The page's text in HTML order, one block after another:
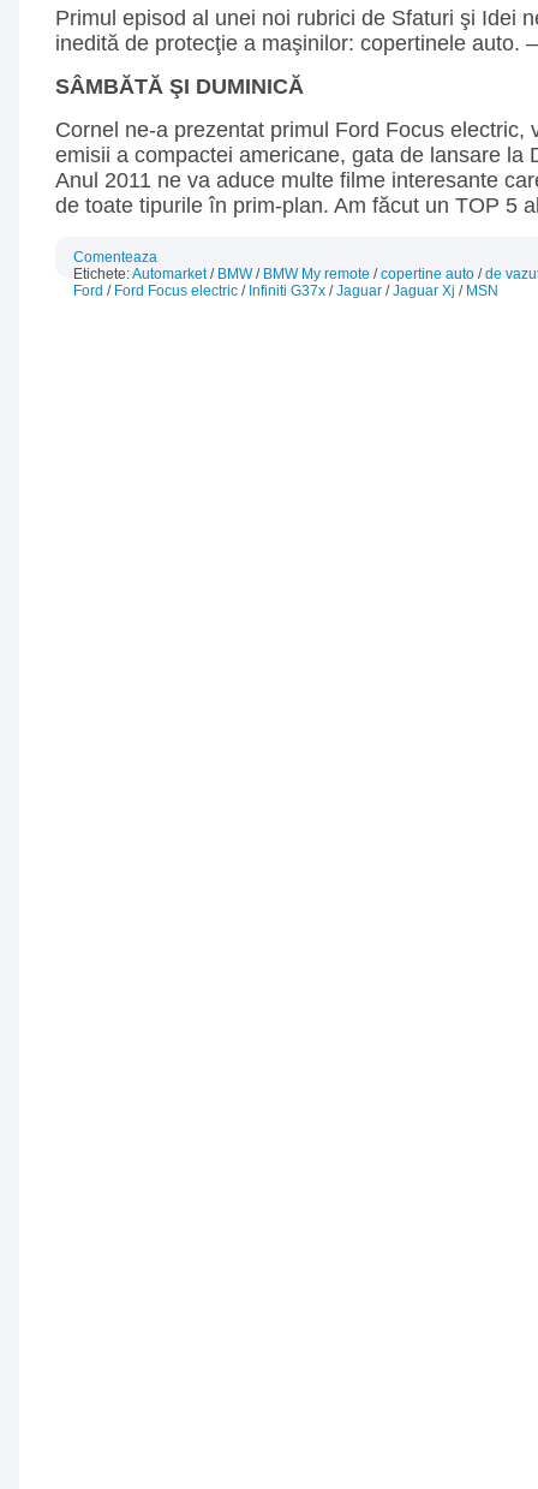
Primul episod al unei noi rubrici de Sfaturi şi Idei
inedită de protecţie a maşinilor: copertinele auto.
SÂMBĂTĂ ŞI DUMINICĂ
Cornel ne-a prezentat primul Ford Focus electric,
emisii a compactei americane, gata de lansare la
Anul 2011 ne va aduce multe filme interesante
de toate tipurile în prim-plan. Am făcut un TOP 5
Comenteaza
Etichete:Automarket/ BMW/ BMW My remote /copertine auto /de
Ford / Ford Focus electric / Infiniti G37x /Jaguar /Jaguar Xj / MSN